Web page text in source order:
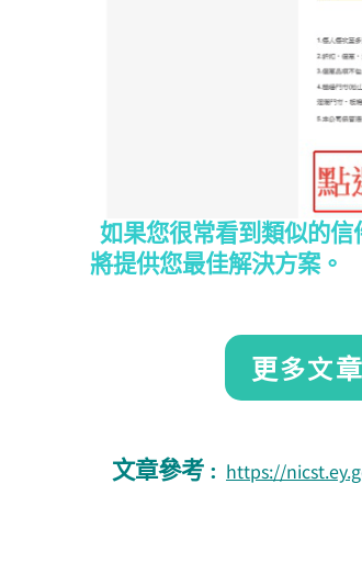
如果您很常看到類似的
將提供您最佳解決方案。
更多文章
文章參考 : https://